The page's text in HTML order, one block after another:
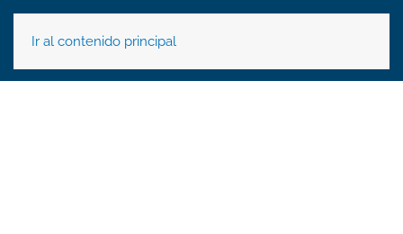
Ir al contenido principal